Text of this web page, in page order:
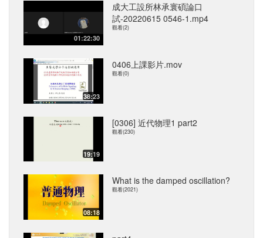
01:22:30
成大工設所林承寰碩論口
試-20220615 0546-1.mp4
觀看(2)
38:23
0406上課影片.mov
觀看(0)
19:19
[0306] 近代物理1 part2
觀看(230)
08:18
What is the damped oscillation?
觀看(2021)